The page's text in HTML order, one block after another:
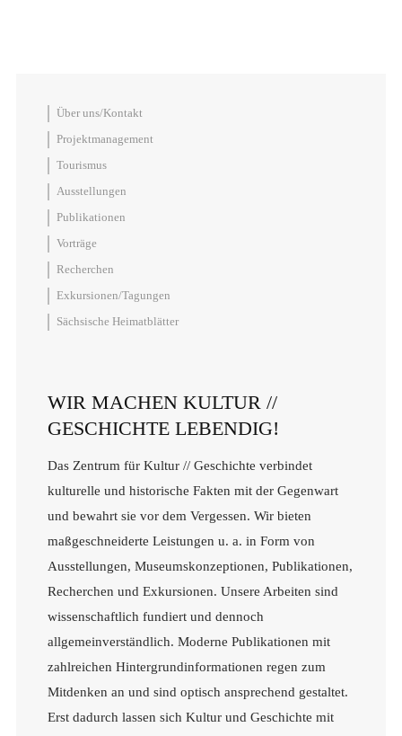
Über uns/Kontakt
Projektmanagement
Tourismus
Ausstellungen
Publikationen
Vorträge
Recherchen
Exkursionen/Tagungen
Sächsische Heimatblätter
WIR MACHEN KULTUR //
GESCHICHTE LEBENDIG!
Das Zentrum für Kultur // Geschichte verbindet
kulturelle und historische Fakten mit der Gegenwart
und bewahrt sie vor dem Vergessen. Wir bieten
maßgeschneiderte Leistungen u. a. in Form von
Ausstellungen, Museumskonzeptionen, Publikationen,
Recherchen und Exkursionen. Unsere Arbeiten sind
wissenschaftlich fundiert und dennoch
allgemeinverständlich. Moderne Publikationen mit
zahlreichen Hintergrundinformationen regen zum
Mitdenken an und sind optisch ansprechend gestaltet.
Erst dadurch lassen sich Kultur und Geschichte mit